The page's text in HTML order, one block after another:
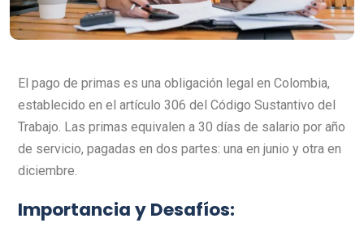
El pago de primas es una obligación legal en Colombia,
establecido en el artículo 306 del Código Sustantivo del
Trabajo. Las primas equivalen a 30 días de salario por año
de servicio, pagadas en dos partes: una en junio y otra en
diciembre.
Importancia y Desafíos: